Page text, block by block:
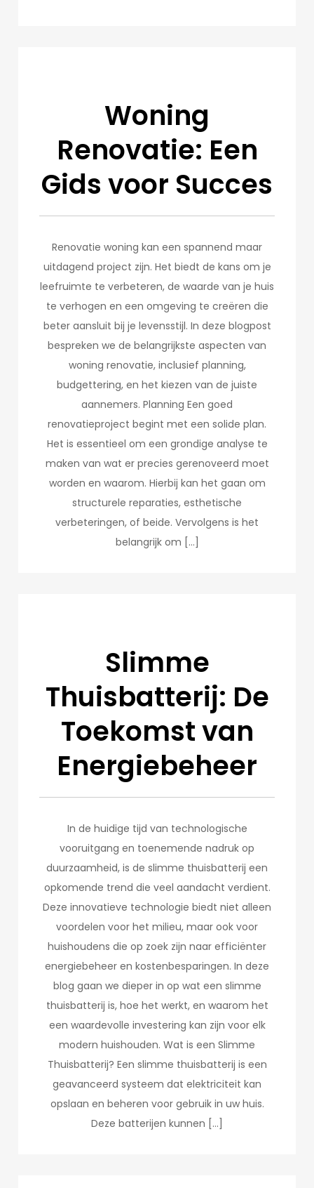
Woning
Renovatie: Een
Gids voor Succes
Renovatie woning kan een spannend maar
uitdagend project zijn. Het biedt de kans om je
leefruimte te verbeteren, de waarde van je huis
te verhogen en een omgeving te creëren die
beter aansluit bij je levensstijl. In deze blogpost
bespreken we de belangrijkste aspecten van
woning renovatie, inclusief planning,
budgettering, en het kiezen van de juiste
aannemers. Planning Een goed
renovatieproject begint met een solide plan.
Het is essentieel om een grondige analyse te
maken van wat er precies gerenoveerd moet
worden en waarom. Hierbij kan het gaan om
structurele reparaties, esthetische
verbeteringen, of beide. Vervolgens is het
belangrijk om […]
Slimme
Thuisbatterij: De
Toekomst van
Energiebeheer
In de huidige tijd van technologische
vooruitgang en toenemende nadruk op
duurzaamheid, is de slimme thuisbatterij een
opkomende trend die veel aandacht verdient.
Deze innovatieve technologie biedt niet alleen
voordelen voor het milieu, maar ook voor
huishoudens die op zoek zijn naar efficiënter
energiebeheer en kostenbesparingen. In deze
blog gaan we dieper in op wat een slimme
thuisbatterij is, hoe het werkt, en waarom het
een waardevolle investering kan zijn voor elk
modern huishouden. Wat is een Slimme
Thuisbatterij? Een slimme thuisbatterij is een
geavanceerd systeem dat elektriciteit kan
opslaan en beheren voor gebruik in uw huis.
Deze batterijen kunnen […]